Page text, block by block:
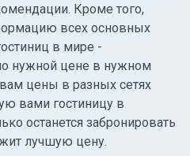
Кроме того,
всех основных
в мире -
нужной цене в нужном
цены в разных сетях
вами гостиницу в
останется забронировать
лучшую цену.